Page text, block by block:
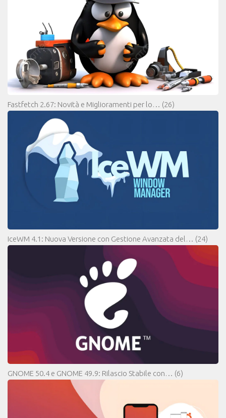
Fastfetch 2.67: Novità e Miglioramenti per lo… (26)
IceWM 4.1: Nuova Versione con Gestione Avanzata del… (24)
GNOME 50.4 e GNOME 49.9: Rilascio Stabile con… (6)